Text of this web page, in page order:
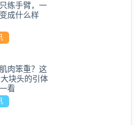
练手臂，一
成什么样
肉笨重？这
块头的引体
看